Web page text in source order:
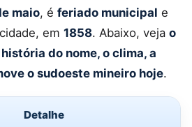
maio, é feriado municipal e
em 1858. Abaixo, veja o
do nome, o clima, a
o sudoeste mineiro hoje.
Detalhe